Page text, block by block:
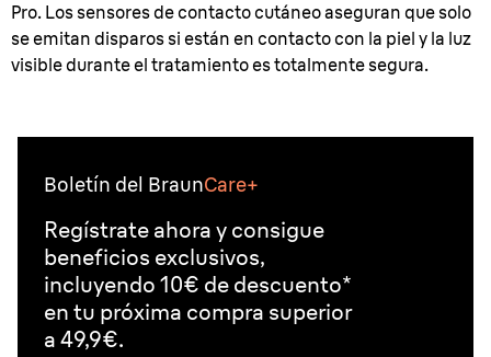
Pro. Los sensores de contacto cutáneo aseguran que solo
se emitan disparos si están en contacto con la piel y la luz
visible durante el tratamiento es totalmente segura.
Boletín del BraunCare+
Regístrate ahora y consigue
beneficios exclusivos,
incluyendo 10€ de descuento*
en tu próxima compra superior
a 49,9€.